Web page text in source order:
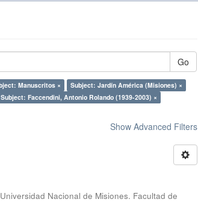
Go
Manuscritos ×
Subject: Jardín América (Misiones) ×
Subject: Faccendini, Antonio Rolando (1939-2003) ×
Show Advanced Filters
Universidad Nacional de Misiones. Facultad de